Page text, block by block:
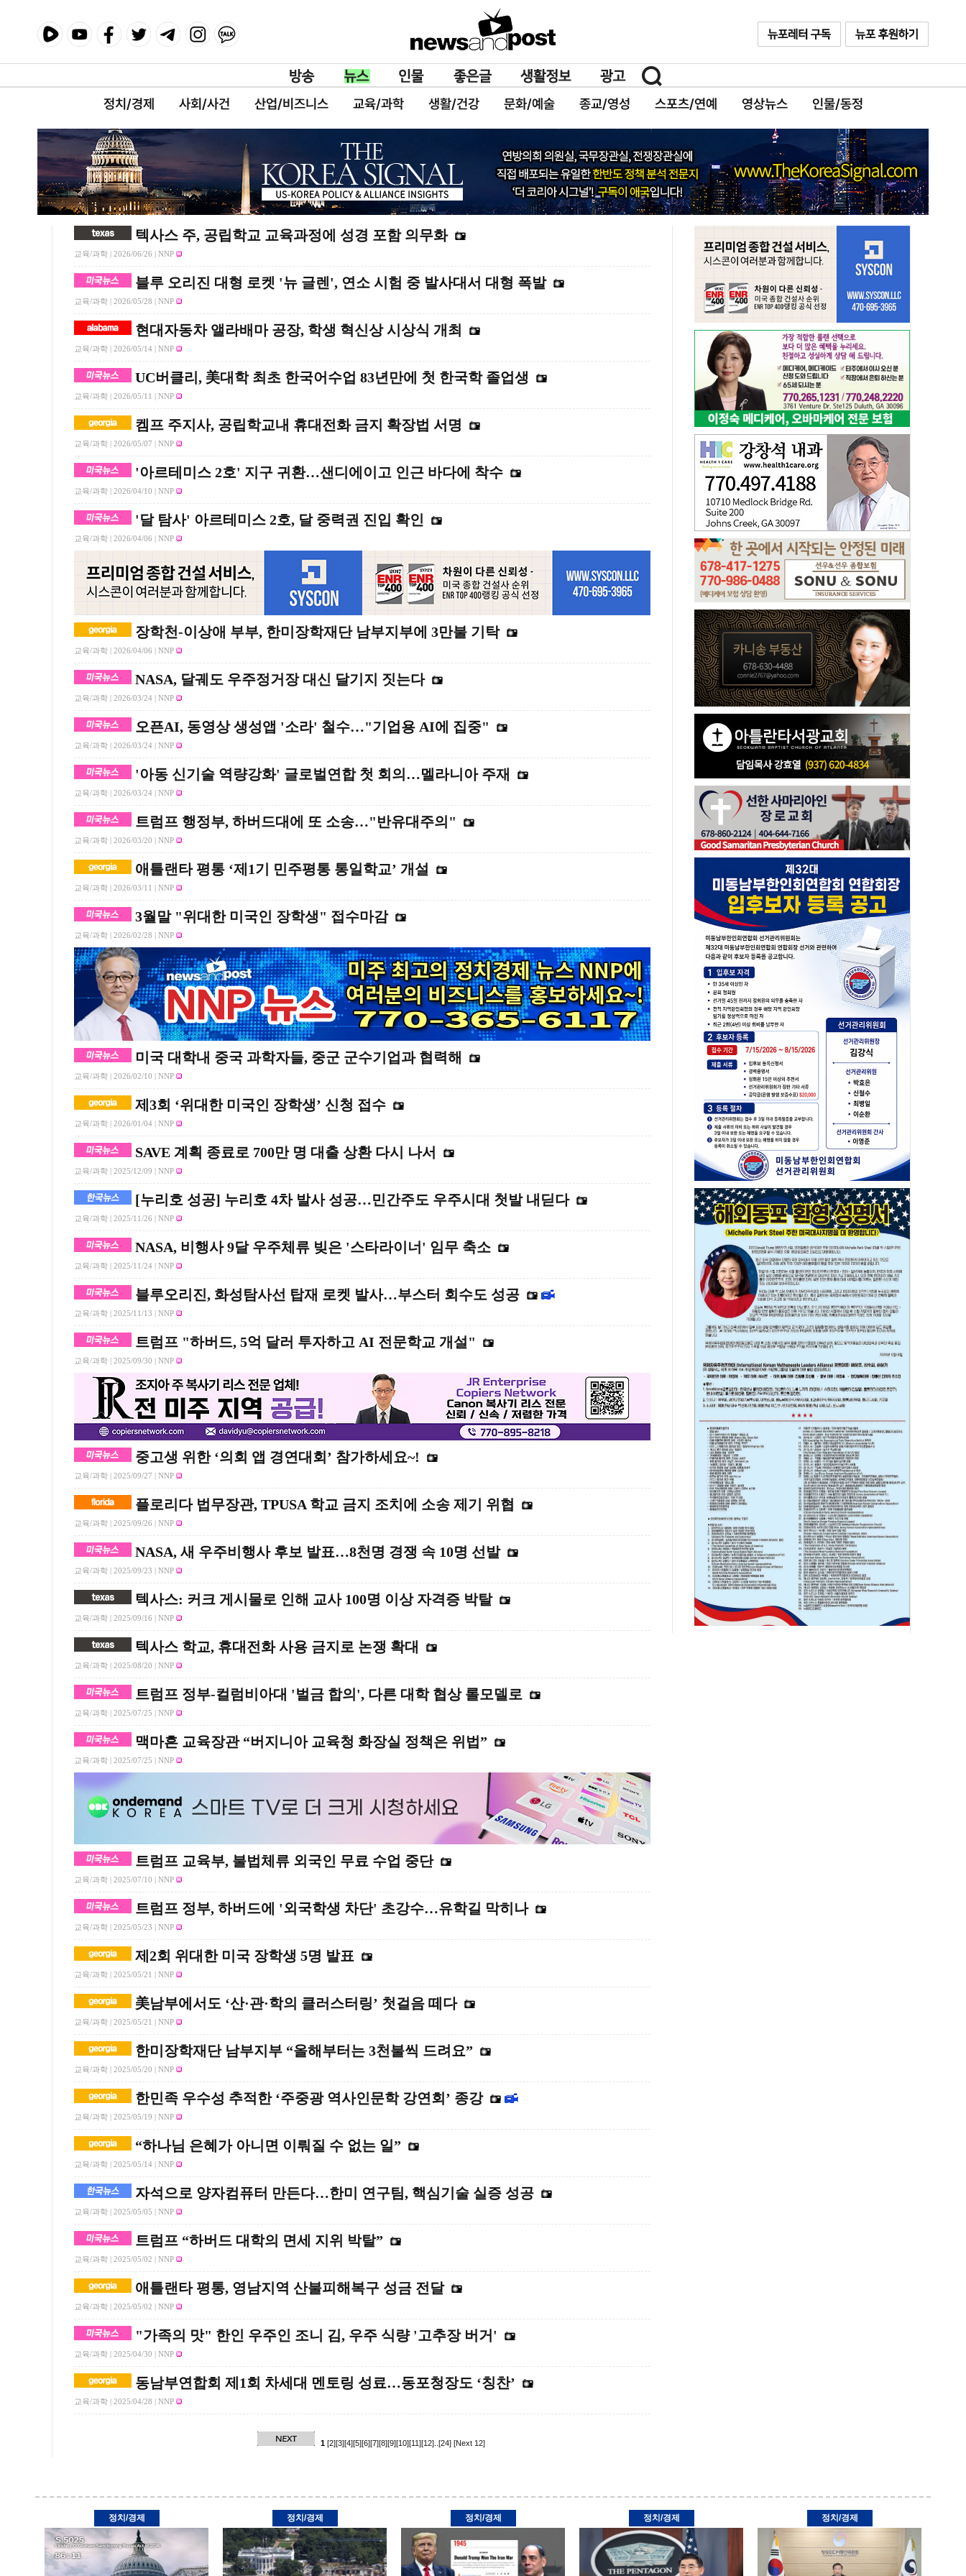
정치/경제 사회/사건 산업/비즈니스 교육/과학 생활/건강 문화/예술 종교/영성 스포츠/연예 영상뉴스 인물/동정
텍사스 주, 공립학교 교육과정에 성경 포함 의무화
교육/과학 | 2026/06/26 | NNP
블루 오리진 대형 로켓 '뉴 글렌', 연소 시험 중 발사대서 대형 폭발
교육/과학 | 2026/05/28 | NNP
현대자동차 앨라배마 공장, 학생 혁신상 시상식 개최
교육/과학 | 2026/05/14 | NNP
UC버클리, 美대학 최초 한국어수업 83년만에 첫 한국학 졸업생
교육/과학 | 2026/05/11 | NNP
켐프 주지사, 공립학교내 휴대전화 금지 확장법 서명
교육/과학 | 2026/05/07 | NNP
'아르테미스 2호' 지구 귀환…샌디에이고 인근 바다에 착수
교육/과학 | 2026/04/10 | NNP
'달 탐사' 아르테미스 2호, 달 중력권 진입 확인
교육/과학 | 2026/04/06 | NNP
장학천-이상애 부부, 한미장학재단 남부지부에 3만불 기탁
교육/과학 | 2026/04/06 | NNP
NASA, 달궤도 우주정거장 대신 달기지 짓는다
교육/과학 | 2026/03/24 | NNP
오픈AI, 동영상 생성앱 '소라' 철수…"기업용 AI에 집중"
교육/과학 | 2026/03/24 | NNP
'아동 신기술 역량강화' 글로벌연합 첫 회의…멜라니아 주재
교육/과학 | 2026/03/24 | NNP
트럼프 행정부, 하버드대에 또 소송…"반유대주의"
교육/과학 | 2026/03/20 | NNP
애틀랜타 평통 ‘제1기 민주평통 통일학교’ 개설
교육/과학 | 2026/03/11 | NNP
3월말 "위대한 미국인 장학생" 접수마감
교육/과학 | 2026/02/28 | NNP
미국 대학내 중국 과학자들, 중군 군수기업과 협력해
교육/과학 | 2026/02/10 | NNP
제3회 ‘위대한 미국인 장학생’ 신청 접수
교육/과학 | 2026/01/04 | NNP
SAVE 계획 종료로 700만 명 대출 상환 다시 나서
교육/과학 | 2025/12/09 | NNP
[누리호 성공] 누리호 4차 발사 성공…민간주도 우주시대 첫발 내딛다
교육/과학 | 2025/11/26 | NNP
NASA, 비행사 9달 우주체류 빚은 '스타라이너' 임무 축소
교육/과학 | 2025/11/24 | NNP
블루오리진, 화성탐사선 탑재 로켓 발사…부스터 회수도 성공
교육/과학 | 2025/11/13 | NNP
트럼프 "하버드, 5억 달러 투자하고 AI 전문학교 개설"
교육/과학 | 2025/09/30 | NNP
중고생 위한 ‘의회 앱 경연대회’ 참가하세요~!
교육/과학 | 2025/09/27 | NNP
플로리다 법무장관, TPUSA 학교 금지 조치에 소송 제기 위협
교육/과학 | 2025/09/26 | NNP
NASA, 새 우주비행사 후보 발표…8천명 경쟁 속 10명 선발
교육/과학 | 2025/09/23 | NNP
텍사스: 커크 게시물로 인해 교사 100명 이상 자격증 박탈
교육/과학 | 2025/09/16 | NNP
텍사스 학교, 휴대전화 사용 금지로 논쟁 확대
교육/과학 | 2025/08/20 | NNP
트럼프 정부-컬럼비아대 '벌금 합의', 다른 대학 협상 롤모델로
교육/과학 | 2025/07/25 | NNP
맥마흔 교육장관 “버지니아 교육청 화장실 정책은 위법”
교육/과학 | 2025/07/25 | NNP
트럼프 교육부, 불법체류 외국인 무료 수업 중단
교육/과학 | 2025/07/10 | NNP
트럼프 정부, 하버드에 '외국학생 차단' 초강수…유학길 막히나
교육/과학 | 2025/05/23 | NNP
제2회 위대한 미국 장학생 5명 발표
교육/과학 | 2025/05/21 | NNP
美남부에서도 ‘산·관·학의 클러스터링’ 첫걸음 떼다
교육/과학 | 2025/05/21 | NNP
한미장학재단 남부지부 “올해부터는 3천불씩 드려요”
교육/과학 | 2025/05/20 | NNP
한민족 우수성 추적한 ‘주중광 역사인문학 강연회’ 종강
교육/과학 | 2025/05/19 | NNP
“하나님 은혜가 아니면 이뤄질 수 없는 일”
교육/과학 | 2025/05/14 | NNP
자석으로 양자컴퓨터 만든다…한미 연구팀, 핵심기술 실증 성공
교육/과학 | 2025/05/05 | NNP
트럼프 “하버드 대학의 면세 지위 박탈”
교육/과학 | 2025/05/02 | NNP
애틀랜타 평통, 영남지역 산불피해복구 성금 전달
교육/과학 | 2025/05/02 | NNP
"가족의 맛" 한인 우주인 조니 김, 우주 식량 '고추장 버거'
교육/과학 | 2025/04/30 | NNP
동남부연합회 제1회 차세대 멘토링 성료…동포청장도 ‘칭찬’
교육/과학 | 2025/04/28 | NNP
1 [2][3][4][5][6][7][8][9][10][11][12].. [24] [Next 12]
정치/경제 정치/경제 정치/경제 정치/경제 정치/경제